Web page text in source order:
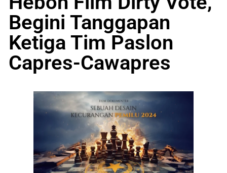
Begini Tanggapan
Ketiga Tim Paslon
Capres-Cawapres